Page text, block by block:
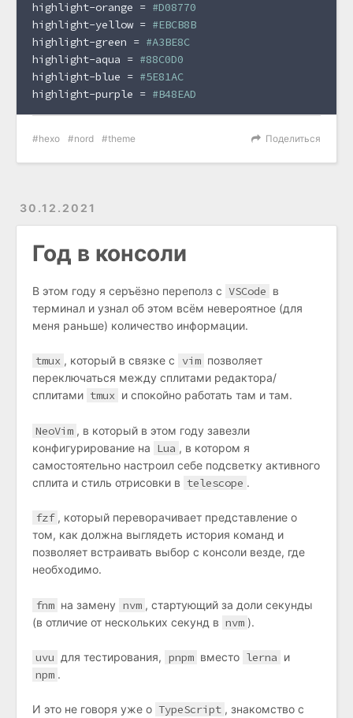
highlight-orange = #D08770
highlight-yellow = #EBCB8B
highlight-green = #A3BE8C
highlight-aqua = #88C0D0
highlight-blue = #5E81AC
highlight-purple = #B48EAD
Поделиться
hexo nord theme
30.12.2021
Год в консоли
В этом году я серъёзно переполз с VSCode в
терминал и узнал об этом всём невероятное (для
меня раньше) количество информации.
tmux , который в связке с vim позволяет
переключаться между сплитами редактора/
сплитами tmux и спокойно работать там и там.
NeoVim , в который в этом году завезли
конфигурирование на Lua , в котором я
самостоятельно настроил себе подсветку активного
сплита и стиль отрисовки в telescope .
fzf , который переворачивает представление о
том, как должна выглядеть история команд и
позволяет встраивать выбор с консоли везде, где
необходимо.
fnm на замену nvm , стартующий за доли секунды
(в отличие от нескольких секунд в nvm ).
uvu для тестирования, pnpm вместо lerna и
npm .
И это не говоря уже о TypeScript , знакомство с